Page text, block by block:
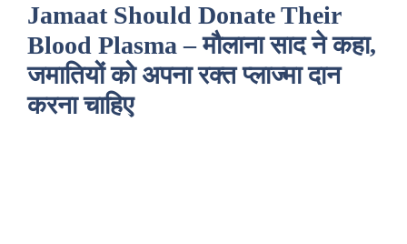
Jamaat Should Donate Their
Blood Plasma – मौलाना साद ने कहा,
जमातियों को अपना रक्त प्लाज्मा दान
करना चाहिए